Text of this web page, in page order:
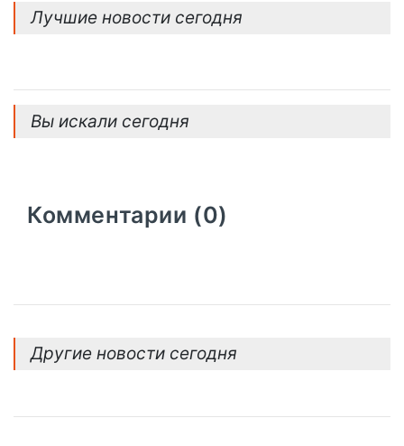
Лучшие новости сегодня
Вы искали сегодня
Комментарии (0)
Другие новости сегодня